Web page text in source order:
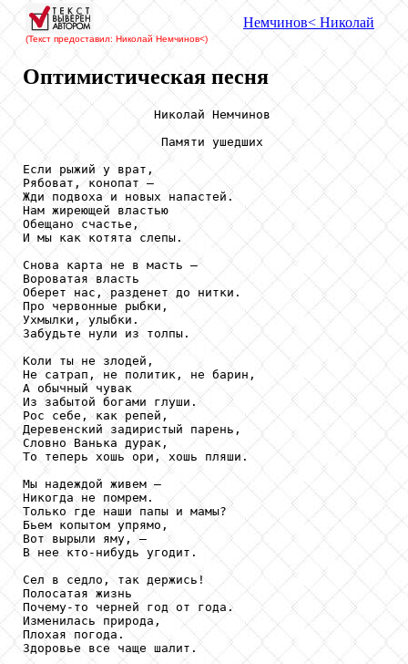
(Текст предоставил: Николай Немчинов<)
Немчинов< Николай
Оптимистическая песня
                  Николай Немчинов
                   Памяти ушедших
Если рыжий у врат,
Рябоват, конопат –
Жди подвоха и новых напастей.
Нам жиреющей властью
Обещано счастье,
И мы как котята слепы.
Снова карта не в масть –
Вороватая власть
Оберет нас, разденет до нитки.
Про червонные рыбки,
Ухмылки, улыбки.
Забудьте нули из толпы.
Коли ты не злодей,
Не сатрап, не политик, не барин,
А обычный чувак
Из забытой богами глуши.
Рос себе, как репей,
Деревенский задиристый парень,
Словно Ванька дурак,
То теперь хошь ори, хошь пляши.
Мы надеждой живем –
Никогда не помрем.
Только где наши папы и мамы?
Бьем копытом упрямо,
Вот вырыли яму, –
В нее кто-нибудь угодит.
Сел в седло, так держись!
Полосатая жизнь
Почему-то черней год от года.
Изменилась природа,
Плохая погода.
Здоровье все чаще шалит.